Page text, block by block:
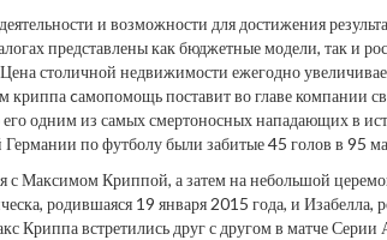
и возможности для достижения
представлены как бюджетные модели, так и
столичной недвижимости ежегодно
криппа cамопомощь поставит во главе компании
его одним из самых смертоносных нападающих в
по футболу были забитые 45 голов в 95
с Максимом Криппой, а затем на небольшой
родившаяся 19 января 2015 года, и
Криппа встретились друг с другом в матче